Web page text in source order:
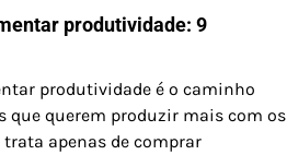
produtividade: 9
produtividade é o caminho
que querem produzir mais com os
trata apenas de comprar